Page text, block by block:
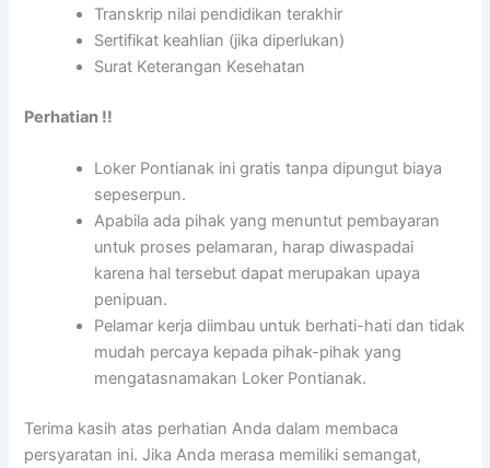
Transkrip nilai pendidikan terakhir
Sertifikat keahlian (jika diperlukan)
Surat Keterangan Kesehatan
Perhatian !!
Loker Pontianak ini gratis tanpa dipungut biaya
sepeserpun.
Apabila ada pihak yang menuntut pembayaran
untuk proses pelamaran, harap diwaspadai
karena hal tersebut dapat merupakan upaya
penipuan.
Pelamar kerja diimbau untuk berhati-hati dan tidak
mudah percaya kepada pihak-pihak yang
mengatasnamakan Loker Pontianak.
Terima kasih atas perhatian Anda dalam membaca
persyaratan ini. Jika Anda merasa memiliki semangat,